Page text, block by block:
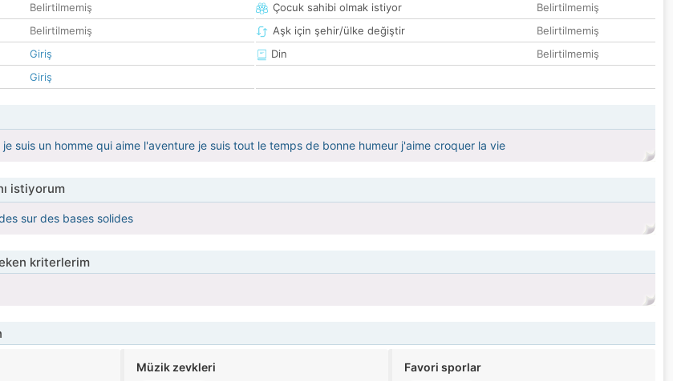
Belirtilmemiş
Belirtilmemiş
Giriş
Giriş
Çocuk sahibi olmak istiyor
Belirtilmemiş
Aşk için şehir/ülke değiştir
Belirtilmemiş
Din
Belirtilmemiş
suis un homme qui aime l'aventure je suis tout le temps de bonne humeur j'aime croquer la vie
istiyorum
sur des bases solides
kriterlerim
Müzik zevkleri Favori sporlar